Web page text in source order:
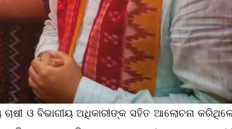
ଓ ବିଭାଗୀୟ ଅଧିକାରୀଙ୍କ ସହିତ ଆଲୋଚନା